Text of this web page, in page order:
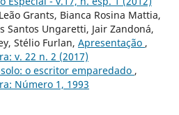
Grants, Bianca Rosina Mattia,
Santos Ungaretti, Jair Zandoná,
Stélio Furlan, Apresentação ,
v. 22 n. 2 (2017)
o escritor emparedado ,
Número 1, 1993